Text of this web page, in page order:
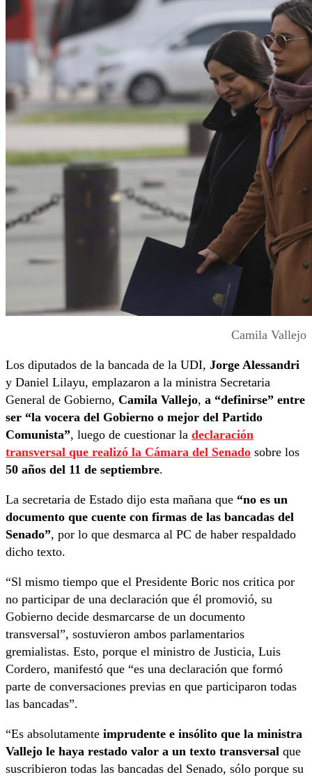
Camila Vallejo
Los diputados de la bancada de la UDI, Jorge Alessandri
y Daniel Lilayu, emplazaron a la ministra Secretaria
General de Gobierno, Camila Vallejo, a “definirse” entre
ser “la vocera del Gobierno o mejor del Partido
Comunista”, luego de cuestionar la declaración
transversal que realizó la Cámara del Senado sobre los
50 años del 11 de septiembre.
La secretaria de Estado dijo esta mañana que “no es un
documento que cuente con firmas de las bancadas del
Senado”, por lo que desmarca al PC de haber respaldado
dicho texto.
“Sl mismo tiempo que el Presidente Boric nos critica por
no participar de una declaración que él promovió, su
Gobierno decide desmarcarse de un documento
transversal”, sostuvieron ambos parlamentarios
gremialistas. Esto, porque el ministro de Justicia, Luis
Cordero, manifestó que “es una declaración que formó
parte de conversaciones previas en que participaron todas
las bancadas”.
“Es absolutamente imprudente e insólito que la ministra
Vallejo le haya restado valor a un texto transversal que
suscribieron todas las bancadas del Senado, sólo porque su